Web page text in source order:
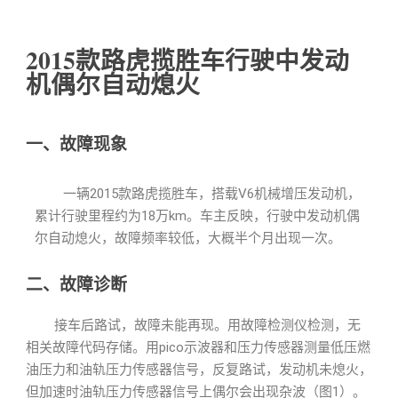
2015款路虎揽胜车行驶中发动
机偶尔自动熄火
一、故障现象
一辆2015款路虎揽胜车，搭载V6机械增压发动机，
累计行驶里程约为18万km。车主反映，行驶中发动机偶
尔自动熄火，故障频率较低，大概半个月出现一次。
二、故障诊断
接车后路试，故障未能再现。用故障检测仪检测，无
相关故障代码存储。用pico示波器和压力传感器测量低压燃
油压力和油轨压力传感器信号，反复路试，发动机未熄火，
但加速时油轨压力传感器信号上偶尔会出现杂波（图1）。